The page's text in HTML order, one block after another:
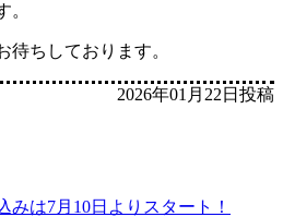
。
待ちしております。
2026年01月22日投稿
みは7月10日よりスタート！